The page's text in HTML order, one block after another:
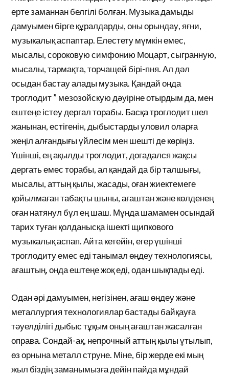
ерте заманнан белгілі болған. Музыка дамыды
дамуымен бірге құралдарды, оны орындау, яғни,
музыкалық аспаптар. Елестету мүмкін емес,
мысалы, сороковую симфонию Моцарт, сыгранную,
мысалы, тармақта, торчащей бірі-пня. Ал дәл
осыдан бастау алады музыка. Қандай онда
троглодит ” мезозойскую дәуіріне отырдым да, мен
ештеңе істеу дергал торабы. Басқа троглодит шел
жанынан, естігенін, дыбыстарды уловил оларға
жеңіл алғандығы үйлесім мен шешті де көріңіз.
Үшінші, ең ақылды троглодит, догадался жақсы
дергать емес торабы, ал қандай да бір талшығы,
мысалы, аттың қылы, жасады, оған жиектемеге
қойылмаған табақты шыны, ағаштан және көлденең
оған натянул бұл ең шаш. Мұнда шамамен осындай
тарих туған қолданысқа ішекті щипкового
музыкалық аспап. Айта кетейін, егер үшінші
троглодиту емес еді танымал өңдеу технологиясы,
ағаштың, онда ештеңе жоқ еді, одан шықпады еді.
Одан әрі дамуымен, негізінен, ағаш өңдеу және
металлургия технологиялар бастады байқауға
тәуелділігі дыбыс тұқым оның ағаштан жасалған
оправа. Сондай-ақ, непрочный аттың қылы ұтылып,
өз орнына металл струне. Міне, бір жерде екі мың
жыл біздің заманымызға дейін пайда мұндай